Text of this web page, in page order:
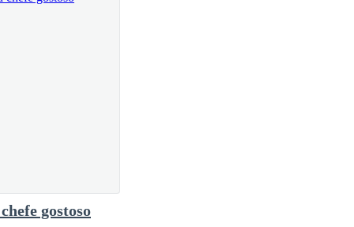
uma cadeira de rodas, ou, aparecer diante
gostoso